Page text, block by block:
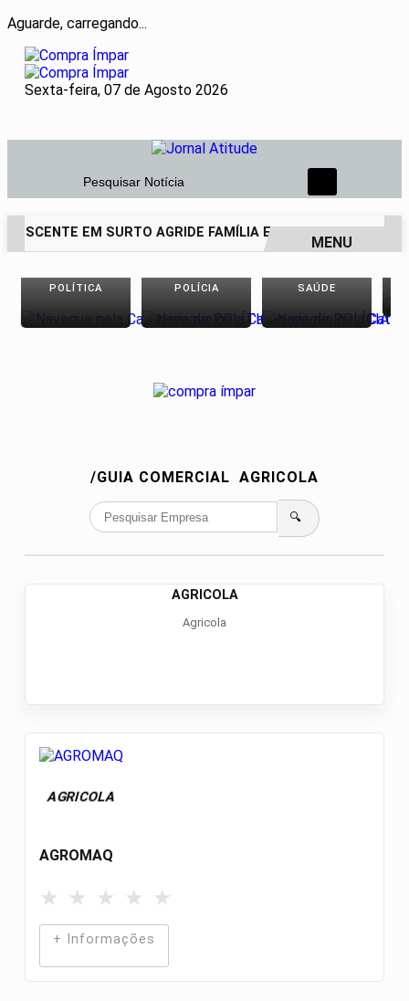
Aguarde, carregando...
Sexta-feira, 07 de Agosto 2026
Pesquisar Notícia
EM SURTO AGRIDE FAMÍLIA E DEIXA PAI DE 69
EM ALTA
MENU
POLÍTICA POLÍCIA SAÚDE
/GUIA COMERCIAL AGRICOLA
🔍
AGRICOLA
Agricola
AGRICOLA
AGROMAQ
★ ★ ★ ★ ★
+ Informações